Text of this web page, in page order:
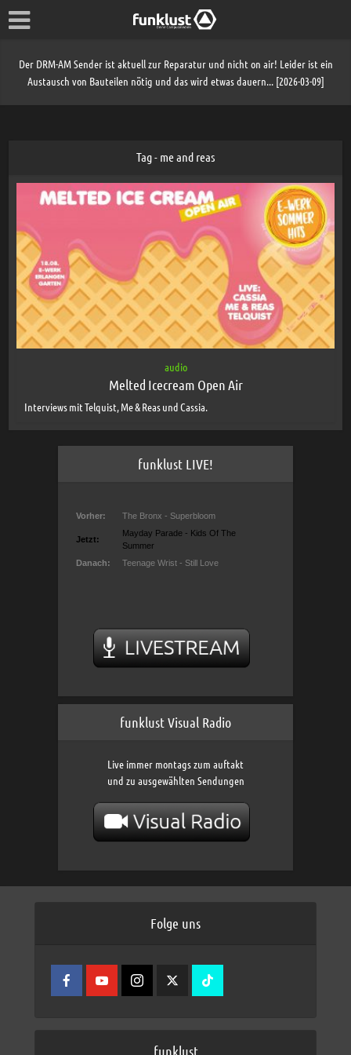
Der DRM-AM Sender ist aktuell zur Reparatur und nicht on air! Leider ist ein
Austausch von Bauteilen nötig und das wird etwas dauern... [2026-03-09]
Tag - me and reas
audio
Melted Icecream Open Air
Interviews mit Telquist, Me & Reas und Cassia.
funklust LIVE!
funklust Visual Radio
Live immer montags zum auftakt
und zu ausgewählten Sendungen
Folge uns
funklust